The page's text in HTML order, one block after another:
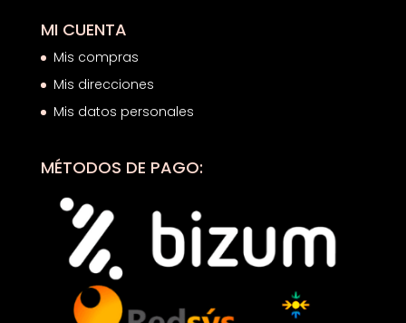
MI CUENTA
Mis compras
Mis direcciones
Mis datos personales
MÉTODOS DE PAGO: